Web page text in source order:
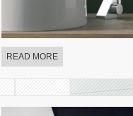
READ MORE